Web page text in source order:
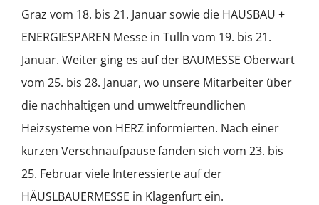
Graz vom 18. bis 21. Januar sowie die HAUSBAU +
ENERGIESPAREN Messe in Tulln vom 19. bis 21.
Januar. Weiter ging es auf der BAUMESSE Oberwart
vom 25. bis 28. Januar, wo unsere Mitarbeiter über
die nachhaltigen und umweltfreundlichen
Heizsysteme von HERZ informierten. Nach einer
kurzen Verschnaufpause fanden sich vom 23. bis
25. Februar viele Interessierte auf der
HÄUSLBAUERMESSE in Klagenfurt ein.